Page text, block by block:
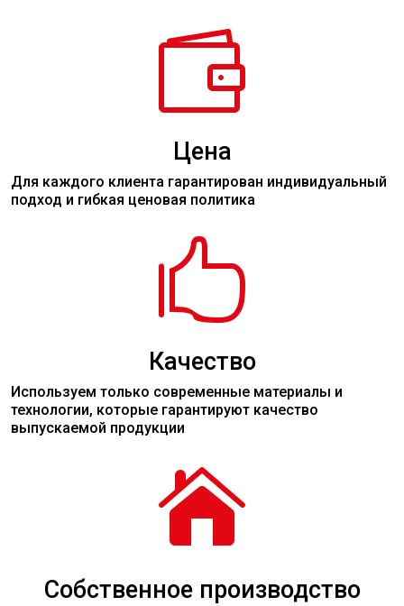

Цена
Для каждого клиента гарантирован индивидуальный
подход и гибкая ценовая политика

Качество
Используем только современные материалы и
технологии, которые гарантируют качество
выпускаемой продукции

Собственное производство